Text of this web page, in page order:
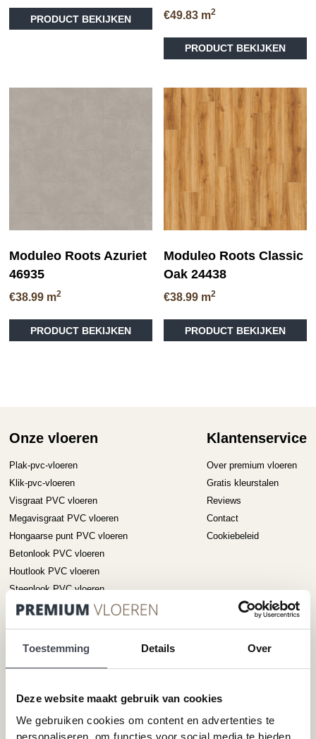
Toestemming Details Over
Deze website maakt gebruik van cookies
We gebruiken cookies om content en advertenties te
personaliseren, om functies voor social media te bieden
PRODUCT BEKIJKEN
product
meerdere
optie
kan
gekozen
productpagina
€49.83 m2
PRODUCT BEKIJKEN
Moduleo Roots Azuriet
46935
€38.99 m2
PRODUCT BEKIJKEN
productpagina
Moduleo Roots Classic
Oak 24438
€38.99 m2
PRODUCT BEKIJKEN
Onze vloeren
Plak-pvc-vloeren
Klik-pvc-vloeren
Visgraat PVC vloeren
Megavisgraat PVC vloeren
Hongaarse punt PVC vloeren
Betonlook PVC vloeren
Houtlook PVC vloeren
Steenlook PVC vloeren
Klantenservice
Over premium vloeren
Gratis kleurstalen
Reviews
Contact
Cookiebeleid
Pvc-vloeren van Tarkett
Therdex
Designflooring
Toplaag pvc vloer
Wat is pvc